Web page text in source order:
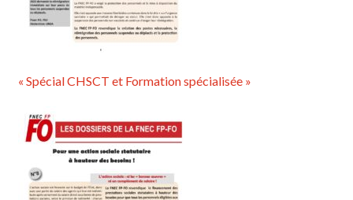
« Spécial CHSCT et Formation spécialisée »